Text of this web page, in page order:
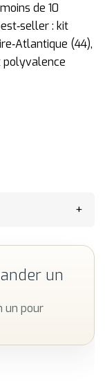
de 10
: kit
(44),
polyvalence
+
un
un pour